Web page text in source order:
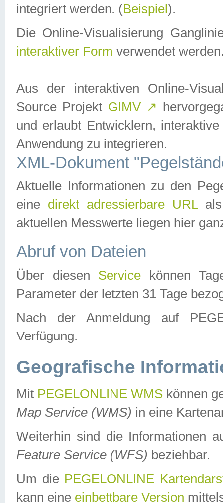
integriert werden. (Beispiel ).
Die Online-Visualisierung
interaktiver Form verwendet
Aus der interaktiven Online-
Source Projekt GIMV ↗
und erlaubt Entwicklern,
Anwendung zu integrieren.
XML-Dokument
Aktuelle Informationen zu den
eine direkt adressierbare URLals
aktuellen Messwerte liegen hier
Abruf von Dateien
Über diesen Service können
Parameter der letzten 31 Tage
Nach der Anmeldung auf
Verfügung.
Geografische
Mit PEGELONLINE WMS können
Map Service (WMS) in eine
Weiterhin sind die Informationen
Feature Service (WFS) beziehbar.
Um die PEGELONLINE
kann eine einbettbare Version